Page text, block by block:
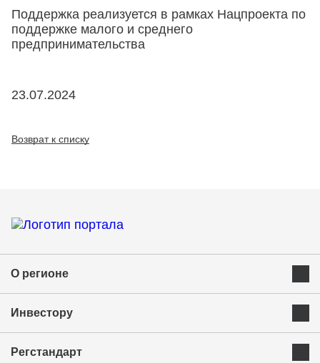
Поддержка реализуется в рамках Нацпроекта по
поддержке малого и среднего
предпринимательства
23.07.2024
Возврат к списку
О регионе
Экономика и ресурсы
Успешные бренды Курганской области
Инвестору
Регстандарт